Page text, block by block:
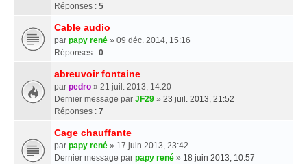
Réponses : 5
Cable audio
par papy rené » 09 déc. 2014, 15:16
Réponses : 0
abreuvoir fontaine
par pedro » 21 juil. 2013, 14:20
Dernier message par JF29 » 23 juil. 2013, 21:52
Réponses : 7
Cage chauffante
par papy rené » 17 juin 2013, 23:42
Dernier message par papy rené » 18 juin 2013, 10:57